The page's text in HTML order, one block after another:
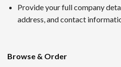
Provide your full company
address, and contact
Browse & Order
サッカーや野球など国内のスポ